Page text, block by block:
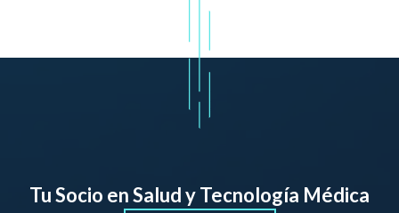
Tu Socio en Salud y Tecnología Médica